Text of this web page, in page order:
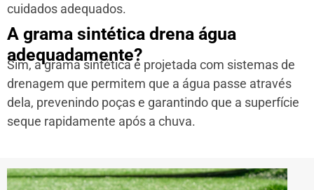
cuidados adequados.
A grama sintética drena água
adequadamente?
Sim, a grama sintética é projetada com sistemas de
drenagem que permitem que a água passe através
dela, prevenindo poças e garantindo que a superfície
seque rapidamente após a chuva.